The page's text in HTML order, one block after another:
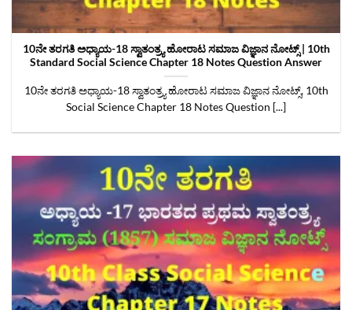
10ನೇ ತರಗತಿ ಅಧ್ಯಾಯ-18 ಸ್ವಾತಂತ್ರ್ಯ ಹೋರಾಟ ಸಮಾಜ ವಿಜ್ಞಾನ ನೋಟ್ಸ್‌ | 10th
Standard Social Science Chapter 18 Notes Question Answer
10ನೇ ತರಗತಿ ಅಧ್ಯಾಯ-18 ಸ್ವಾತಂತ್ರ್ಯ ಹೋರಾಟ ಸಮಾಜ ವಿಜ್ಞಾನ ನೋಟ್ಸ್‌, 10th
Social Science Chapter 18 Notes Question [...]